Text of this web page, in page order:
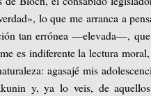
lo que me arranca a
tan errónea —elevada—,
es indiferente la lectura
agasajé mis
y, ya lo veis, de aquellos